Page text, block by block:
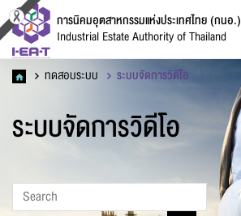
การนิคมอุตสาหกรรมแห่งประเทศไทย (กนอ.)
Industrial Estate Authority of Thailand
ทดสอบระบบ ระบบจัดการวิดีโอ
ระบบจัดการวิดีโอ